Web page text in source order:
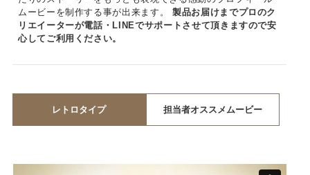
ムービーを制作する事が出来ます。 製品お届けまでプロのク
リエイーターが電話・LINEでサポートさせて頂きますので安
心してご利用ください。
レトロタイプ 担当者オススメムービー